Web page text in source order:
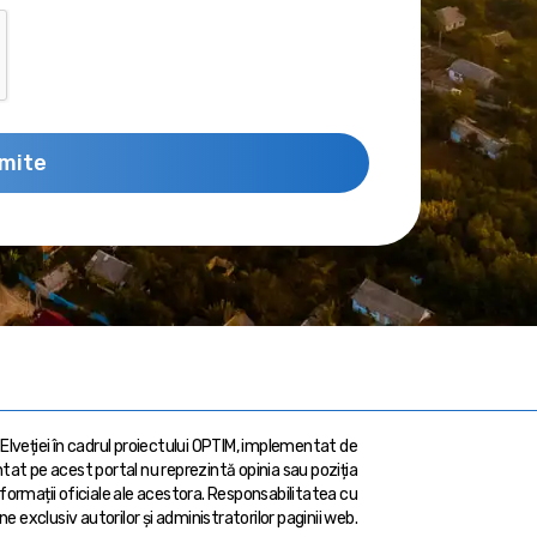
în cadrul proiectului OPTIM, implementat de
pe acest portal nu reprezintă opinia sau poziția
oficiale ale acestora. Responsabilitatea cu
exclusiv autorilor și administratorilor paginii web.